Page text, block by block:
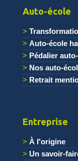
Auto-école
Auto-école
Pédalier
Nos auto-
Retrait
Entreprise
À l'origine
Un savoir-